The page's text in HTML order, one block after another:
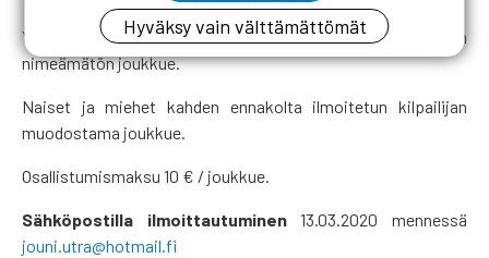
Yhdistysten välinen mestaruus kolmen osallistujan
nimeämätön joukkue.
Naiset ja miehet kahden ennakolta ilmoitetun kilpailijan
muodostama joukkue.
Osallistumismaksu 10 € / joukkue.
Sähköpostilla ilmoittautuminen13.03.2020 mennessä
jouni.utra@hotmail.fi
Hyväksy vain välttämättömät